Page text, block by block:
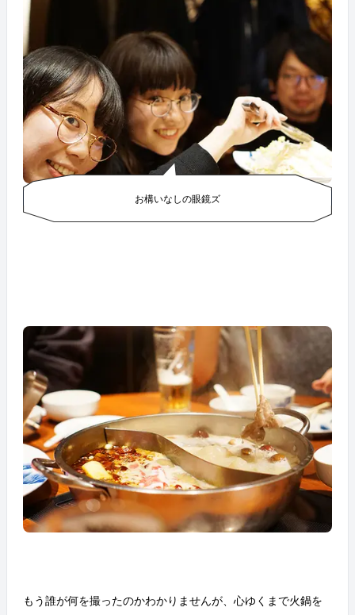
お構いなしの眼鏡ズ
もう誰が何を撮ったのかわかりませんが、心ゆくまで火鍋を